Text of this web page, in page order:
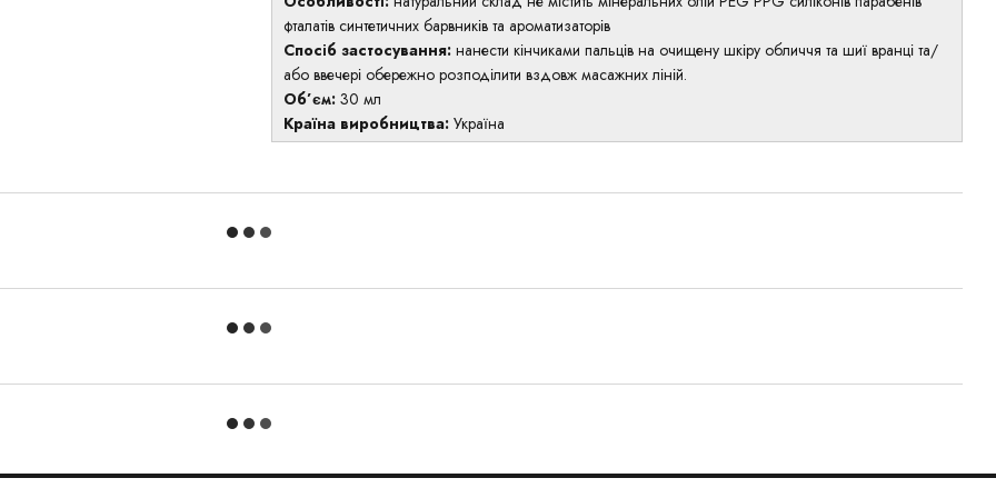
фталатів синтетичних барвників та ароматизаторів
Спосіб застосування: нанести кінчиками пальців на очищену шкіру обличчя та шиї вранці та/
або ввечері обережно розподілити вздовж масажних ліній.
Об’єм: 30 мл
Країна виробництва: Україна